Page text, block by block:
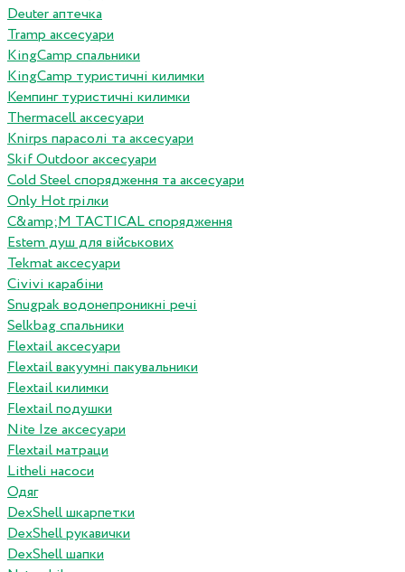
Deuter аптечка
Tramp аксесуари
KingCamp спальники
KingCamp туристичні килимки
Кемпинг туристичні килимки
Thermacell аксесуари
Knirps парасолі та аксесуари
Skif Outdoor аксесуари
Cold Steel спорядження та аксесуари
Only Hot грілки
C&amp;M TACTICAL спорядження
Estem душ для військових
Tekmat аксесуари
Сivivi карабіни
Snugpak водонепроникні речі
Selkbag спальники
Flextail аксесуари
Flextail вакуумні пакувальники
Flextail килимки
Flextail подушки
Nite Ize аксесуари
Flextail матраци
Litheli насоси
Одяг
DexShell шкарпетки
DexShell рукавички
DexShell шапки